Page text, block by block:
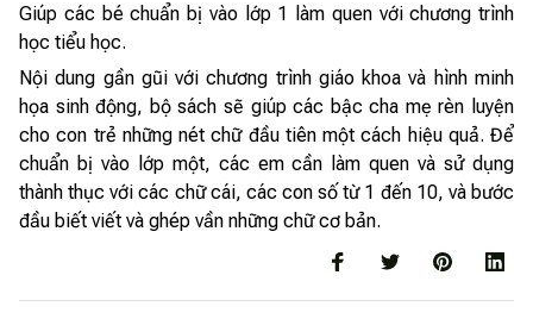
Giúp các bé chuẩn bị vào lớp 1 làm quen với chương trình
học tiểu học.
Nội dung gần gũi với chương trình giáo khoa và hình minh
họa sinh động, bộ sách sẽ giúp các bậc cha mẹ rèn luyện
cho con trẻ những nét chữ đầu tiên một cách hiệu quả. Để
chuẩn bị vào lớp một, các em cần làm quen và sử dụng
thành thục với các chữ cái, các con số từ 1 đến 10, và bước
đầu biết viết và ghép vần những chữ cơ bản.